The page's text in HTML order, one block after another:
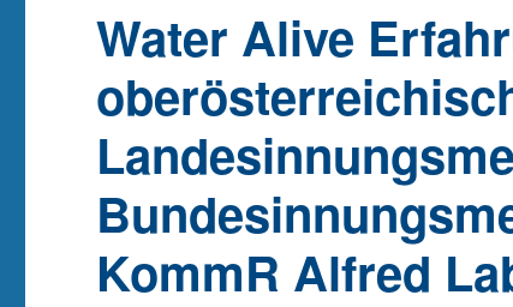
Water Alive
KommR Alfred